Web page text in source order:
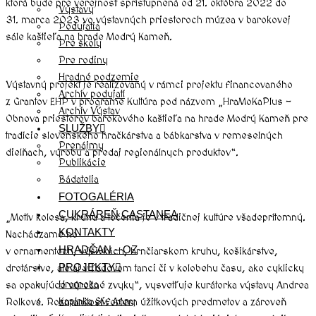
Výstavy
Podujatia
Pre školy
Pre rodiny
Hradné podzemie
Archív podujatí
Archív Výstav
SLUŽBY
Prenájmy
Publikácie
Bádatelia
FOTOGALÉRIA
CUKRÁREŇ CASTANEA
KONTAKTY
HRADČAN – OZ
PROJEKTY
Hramoka
Kaplnka Sv. Anny
ktorá bude pre verejnosť sprístupnená od 21. októbra 2022 do
31. marca 2023 vo výstavných priestoroch múzea v barokovej
sále kaštieľa na hrade Modrý Kameň.
Výstavný projekt je realizovaný v rámci projektu financovaného
z Grantov EHP v programe Kultúra pod názvom „HraMoKaPlus –
Obnova priestorov barokového kaštieľa na hrade Modrý Kameň pre
tradície slovenského hračkárstva a bábkarstva v remeselných
dielňach, výrobu a predaj regionálnych produktov“.
„Motív kolesa, kruhu a točenia je v tradičnej kultúre všadeprítomný.
Nachádzame ho
v ornamentoch, výšivkách, hrnčiarskom kruhu, košikárstve,
drotárstve, ale aj v ľudovom tanci či v kolobehu času, ako cyklicky
sa opakujúce výročné zvyky“, vysvetľuje kurátorka výstavy Andrea
Rolková. Rozmanitosť foriem úžitkových predmetov a zároveň